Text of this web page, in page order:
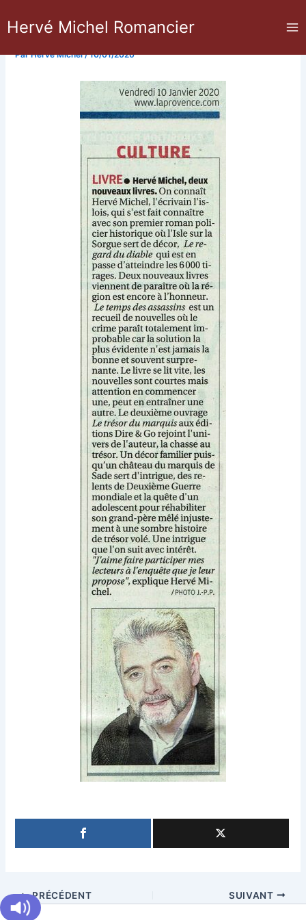
auHervé Michel Romancier
Le temps des assassins
ParHervé Michel/10/01/2020
PRÉCÉDENT SUIVANT